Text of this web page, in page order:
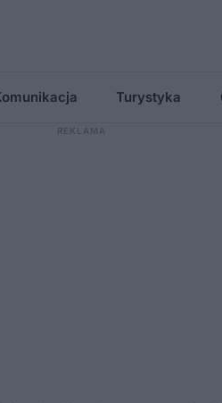
Turystyka